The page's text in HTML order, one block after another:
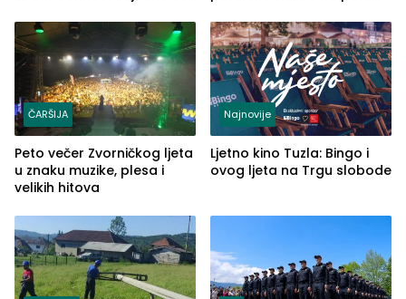
(FOTO)
ČARŠIJA
Peto večer Zvorničkog ljeta
u znaku muzike, plesa i
velikih hitova
Najnovije
Ljetno kino Tuzla: Bingo i
ovog ljeta na Trgu slobode